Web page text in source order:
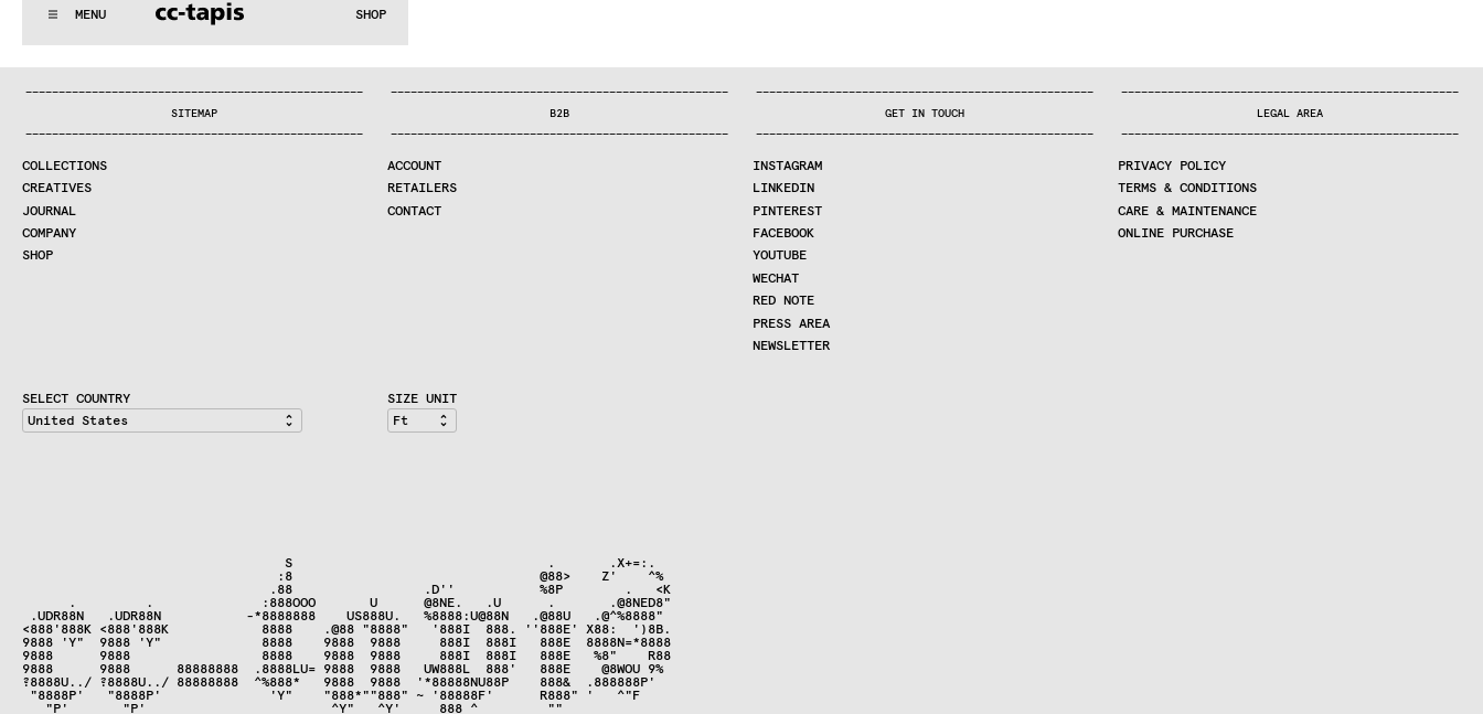
MENU SHOP
:..:^:..:^:. .:^:..:^:..:^:..:^:. .:^:..:^
WE MAKE RUGS
COMPANY
CONTRACT DIVISION
SHOP
———————————————————————————————————————————————————
SITEMAP
———————————————————————————————————————————————————
COLLECTIONS
CREATIVES
JOURNAL
COMPANY
SHOP
———————————————————————————————————————————————————
B2B
———————————————————————————————————————————————————
ACCOUNT
RETAILERS
CONTACT
———————————————————————————————————————————————————
GET IN TOUCH
———————————————————————————————————————————————————
INSTAGRAM
LINKEDIN
PINTEREST
FACEBOOK
YOUTUBE
WECHAT
RED NOTE
PRESS AREA
NEWSLETTER
———————————————————————————————————————————————————
LEGAL AREA
———————————————————————————————————————————————————
PRIVACY POLICY
TERMS & CONDITIONS
CARE & MAINTENANCE
ONLINE PURCHASE
SELECT COUNTRY SIZE UNIT
                                  S                                 .       .X+=:.
                                 :8                                @88>    Z'    ^%
                                .88                 .D''           %8P        .   <K
      .         .              :888OOO       U      @8NE.   .U      .       .@8NED8"
.UDR88N   .UDR88N           -*8888888    US888U.   %8888:U@88N   .@88U   .@^%8888"
<888'888K <888'888K            8888    .@88 "8888"   '888I  888. ''888E' X88:  ')8B.
9888 'Y"  9888 'Y"             8888    9888  9888     888I  888I   888E  8888N=*8888
9888      9888                 8888    9888  9888     888I  888I   888E   %8"    R88
9888      9888      88888888  .8888LU= 9888  9888   UW888L  888'   888E    @8WOU 9%
?8888U../ ?8888U../ 88888888  ^%888*   9888  9888  '*88888NU88P    888&  .888888P'
"8888P'   "8888P'              'Y"    "888*""888" ~ '88888F'      R888" '   ^"F
   "P'       "P'                        ^Y"   ^Y'     888 ^         ""